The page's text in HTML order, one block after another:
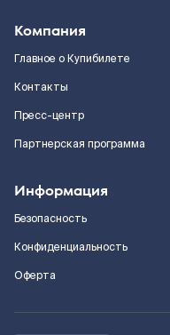
Компания
Главное о Купибилете
Контакты
Пресс-центр
Партнерская программа
Информация
Безопасность
Конфиденциальность
Оферта